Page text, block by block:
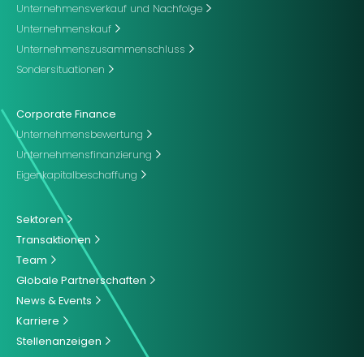
Unternehmensverkauf und Nachfolge
Unternehmenskauf
Unternehmenszusammenschluss
Sondersituationen
Corporate Finance
Unternehmensbewertung
Unternehmensfinanzierung
Eigenkapitalbeschaffung
Sektoren
Transaktionen
Team
Globale Partnerschaften
News & Events
Karriere
Stellenanzeigen